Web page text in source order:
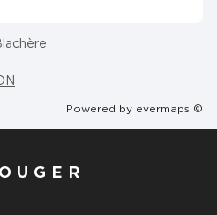
Powered by evermaps ©